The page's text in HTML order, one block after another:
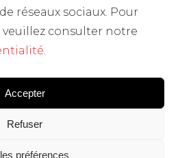
réseaux sociaux. Pour
consulter notre
.
Accepter
Refuser
préférences